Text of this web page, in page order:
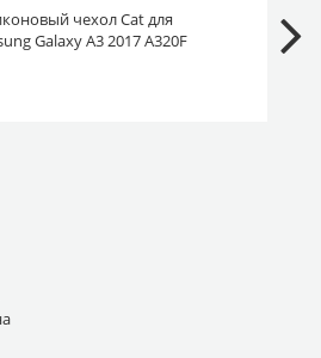
чехол Cat для
Galaxy A3 2017 A320F